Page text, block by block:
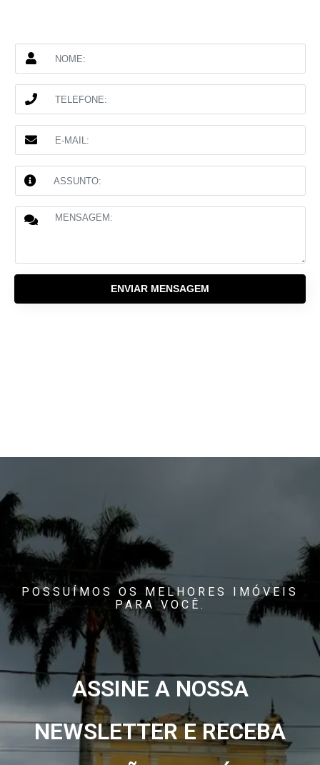
ENVIAR MENSAGEM
POSSUÍMOS OS MELHORES IMÓVEIS
PARA VOCÊ.
ASSINE A NOSSA
NEWSLETTER E RECEBA